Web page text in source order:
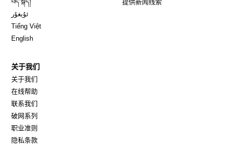
བོད་སྐད།
ئۇيغۇر
Tiếng Việt
English
提供新闻线索
关于我们
关于我们
在线帮助
联系我们
破网系列
职业准则
隐私条款